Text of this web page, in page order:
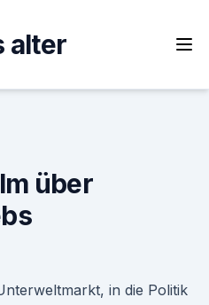
alter
über
in die Politik